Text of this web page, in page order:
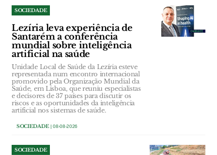
SOCIEDADE
Lezíria leva experiência de
Santarém a conferência
mundial sobre inteligência
artificial na saúde
Unidade Local de Saúde da Lezíria esteve
representada num encontro internacional
promovido pela Organização Mundial da
Saúde, em Lisboa, que reuniu especialistas
e decisores de 37 países para discutir os
riscos e as oportunidades da inteligência
artificial nos sistemas de saúde.
SOCIEDADE| 08-08-2026
SOCIEDADE